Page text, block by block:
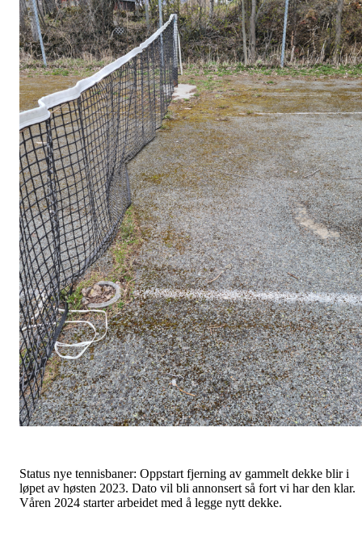
Status nye tennisbaner: Oppstart fjerning av gammelt dekke blir i
løpet av høsten 2023. Dato vil bli annonsert så fort vi har den klar.
Våren 2024 starter arbeidet med å legge nytt dekke.